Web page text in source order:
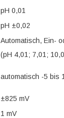
pH 0,01
pH ±0,02
Automatisch, Ein-
(pH 4,01; 7,01;
automatisch -5 bis
±825 mV
1 mV